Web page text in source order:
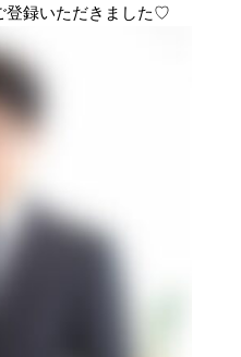
登録いただきました♡